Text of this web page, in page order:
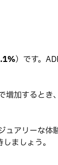
）です。
加するとき
アリーな体
ましょう。